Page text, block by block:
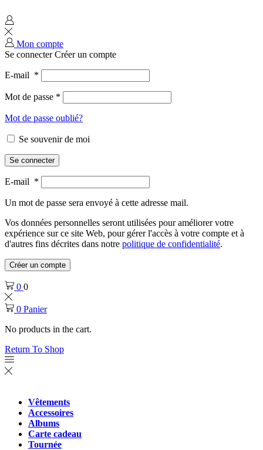
Mon compte
Se connecterCréer un compte
E-mail *
Mot de passe *
Mot de passe oublié?
Se souvenir de moi
Se connecter
E-mail *
Un mot de passe sera envoyé à cette adresse mail.
Vos données personnelles seront utilisées pour améliorer votre
expérience sur ce site Web, pour gérer l'accès à votre compte et à
d'autres fins décrites dans notre politique de confidentialité.
Créer un compte
0 0
0 Panier
No products in the cart.
Return To Shop
Vêtements
Accessoires
Albums
Carte cadeau
Tournée